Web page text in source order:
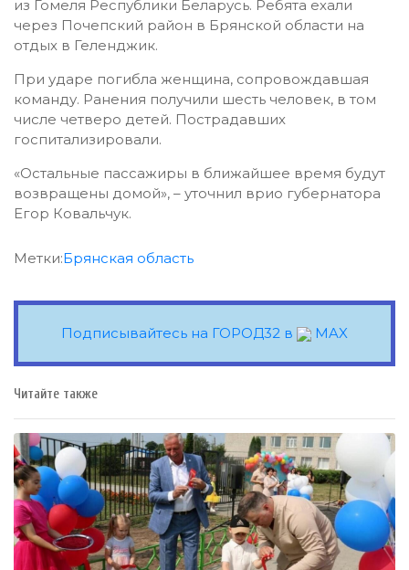
из Гомеля Республики Беларусь. Ребята ехали
через Почепский район в Брянской области на
отдых в Геленджик.
При ударе погибла женщина, сопровождавшая
команду. Ранения получили шесть человек, в том
числе четверо детей. Пострадавших
госпитализировали.
«Остальные пассажиры в ближайшее время будут
возвращены домой», – уточнил врио губернатора
Егор Ковальчук.
Метки:Брянская область
Подписывайтесь на ГОРОД32 в MAX
Читайте также